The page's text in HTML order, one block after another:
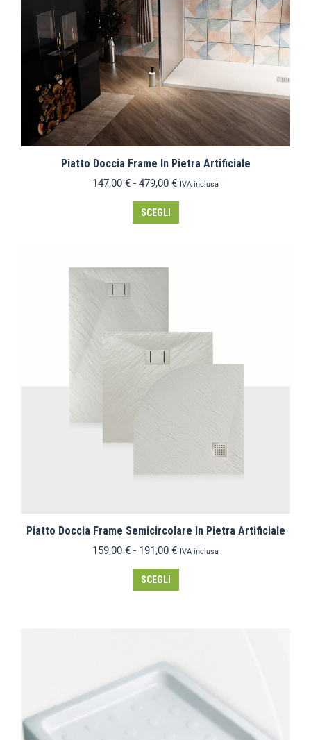
Piatto Doccia Frame In Pietra Artificiale
147,00 € - 479,00 € IVA inclusa
SCEGLI
Piatto Doccia Frame Semicircolare In Pietra Artificiale
159,00 € - 191,00 € IVA inclusa
SCEGLI